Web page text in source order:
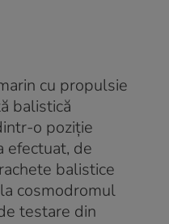
cu propulsie
balistică
o poziție
efectuat, de
balistice
cosmodromul
testare din